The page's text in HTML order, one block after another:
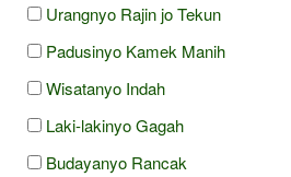
Urangnyo Rajin jo Tekun
Padusinyo Kamek Manih
Wisatanyo Indah
Laki-lakinyo Gagah
Budayanyo Rancak